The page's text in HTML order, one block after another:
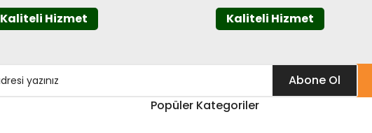
Kaliteli Hizmet Kaliteli Hizmet
Abone Ol
Popüler Kategoriler